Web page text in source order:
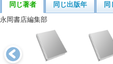
同じ著者 同じ出版年 同
永岡書店編集部